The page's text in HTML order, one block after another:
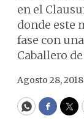
en el
donde este
fase con
Caballero
Agosto 28, 2018
WhatsApp